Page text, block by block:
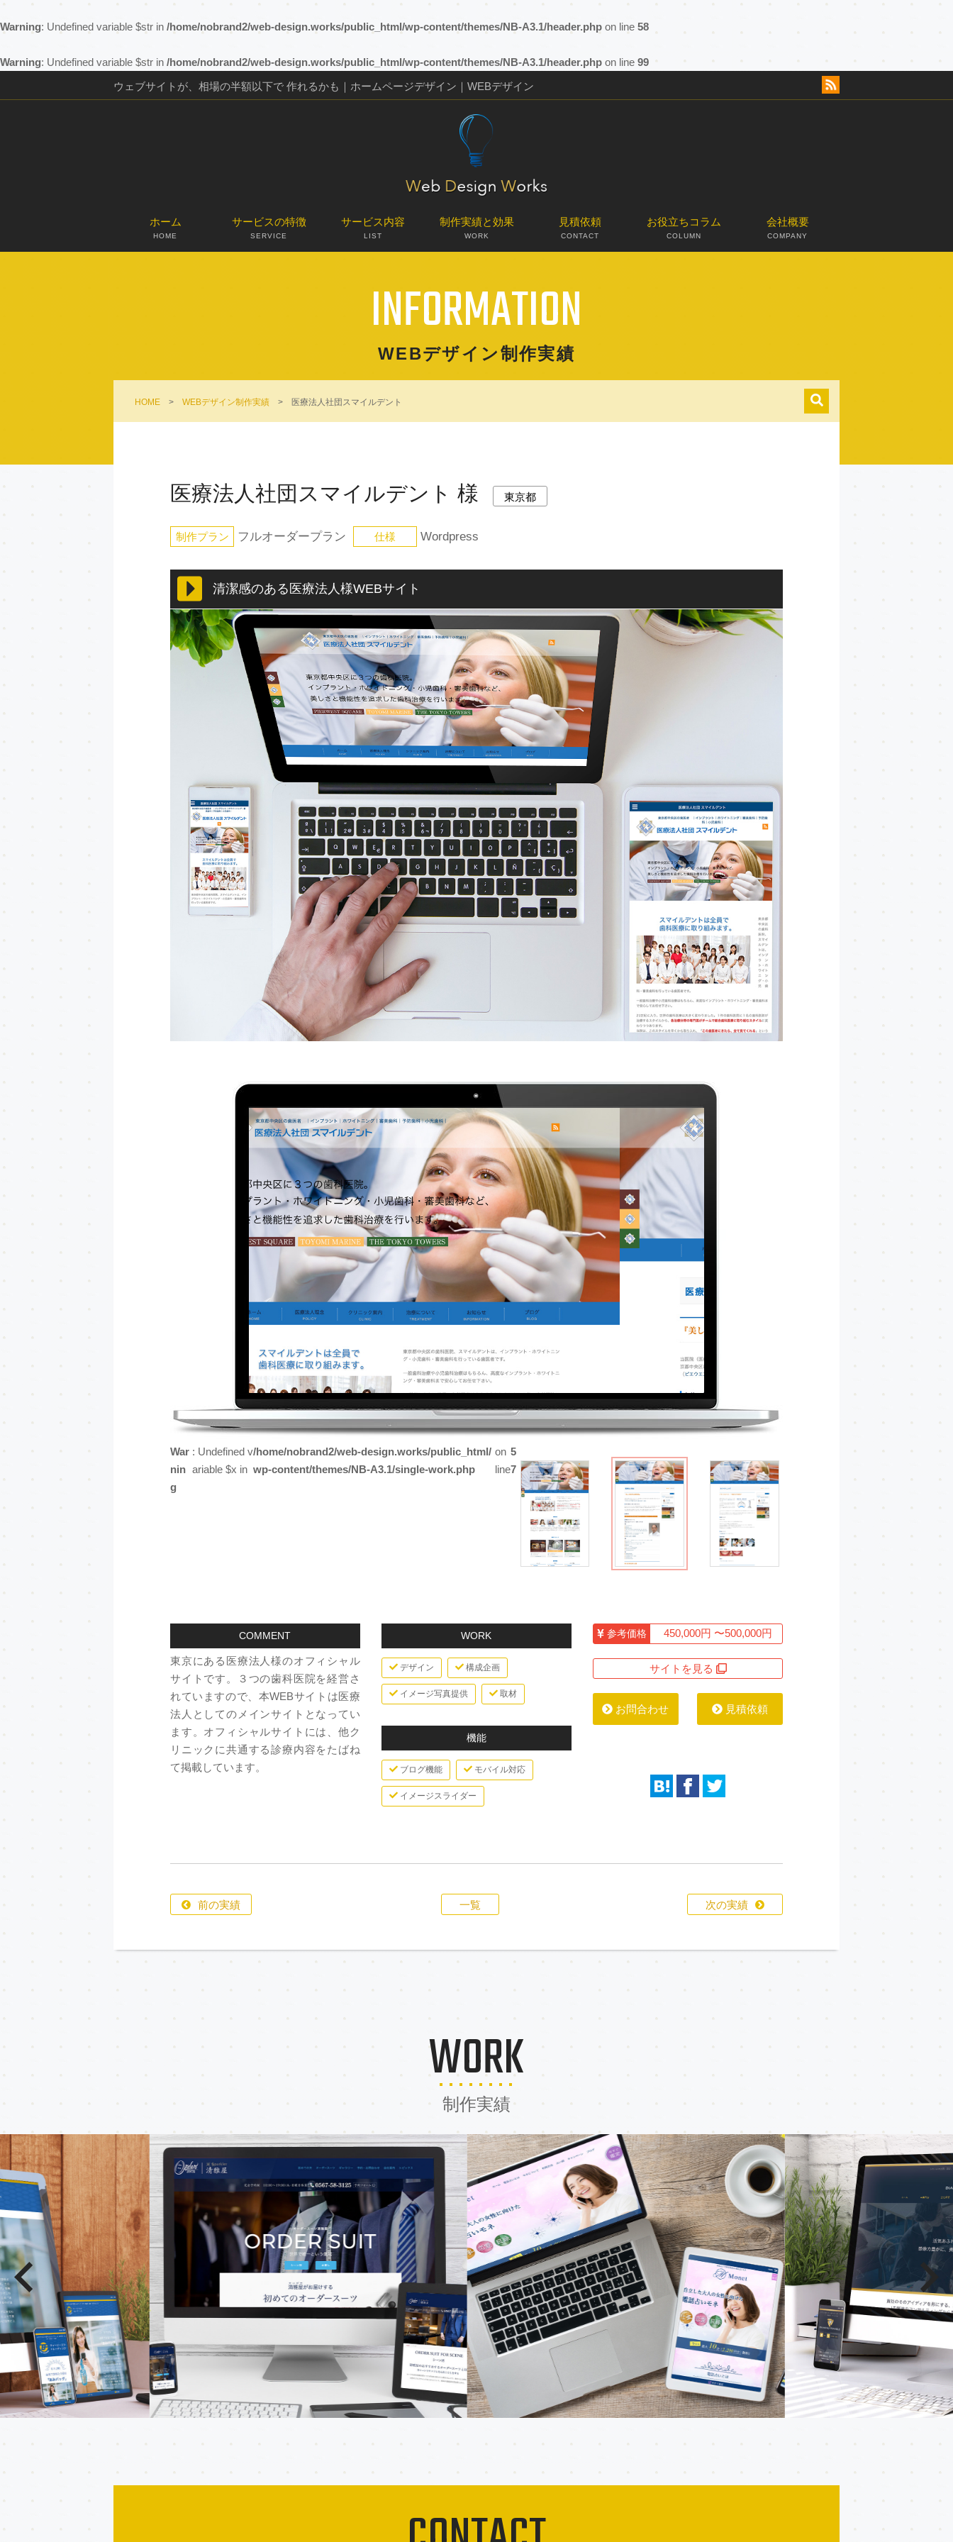
Warning: Undefined variable $str in /home/nobrand2/web-design.works/public_html/wp-content/themes/NB-A3.1/header.php on line 58
Warning: Undefined variable $str in /home/nobrand2/web-design.works/public_html/wp-content/themes/NB-A3.1/header.php on line 99
ウェブサイトが、相場の半額以下で 作れるかも｜ホームページデザイン｜WEBデザイン
ホーム
HOME
サービスの特徴
SERVICE
サービス内容
LIST
制作実績と効果
WORK
見積依頼
CONTACT
お役立ちコラム
COLUMN
会社概要
COMPANY
INFORMATION
WEBデザイン制作実績
HOME > WEBデザイン制作実績 > 医療法人社団スマイルデント
医療法人社団スマイルデント 様 東京都
制作プラン フルオーダープラン 仕様 Wordpress
清潔感のある医療法人様WEBサイト
War
nin
g
: Undefined v
ariable $x in
/home/nobrand2/web-design.works/public_html/
wp-content/themes/NB-A3.1/single-work.php
on
line
5
7
COMMENT
東京にある医療法人様のオフィシャル
サイトです。３つの歯科医院を経営さ
れていますので、本WEBサイトは医療
法人としてのメインサイトとなってい
ます。オフィシャルサイトには、他ク
リニックに共通する診療内容をたばね
て掲載しています。
WORK
デザイン 構成企画
イメージ写真提供 取材
機能
ブログ機能 モバイル対応
イメージスライダー
参考価格 450,000円 〜500,000円
サイトを見る
お問合わせ 見積依頼
前の実績 一覧 次の実績
WORK
制作実績